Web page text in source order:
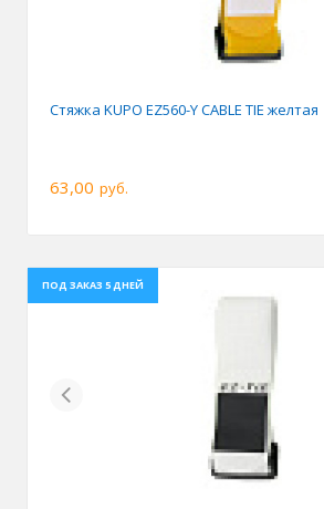
Стяжка KUPO EZ560-Y CABLE TIE желтая
63,00 руб.
ПОД ЗАКАЗ 5 ДНЕЙ
Previous